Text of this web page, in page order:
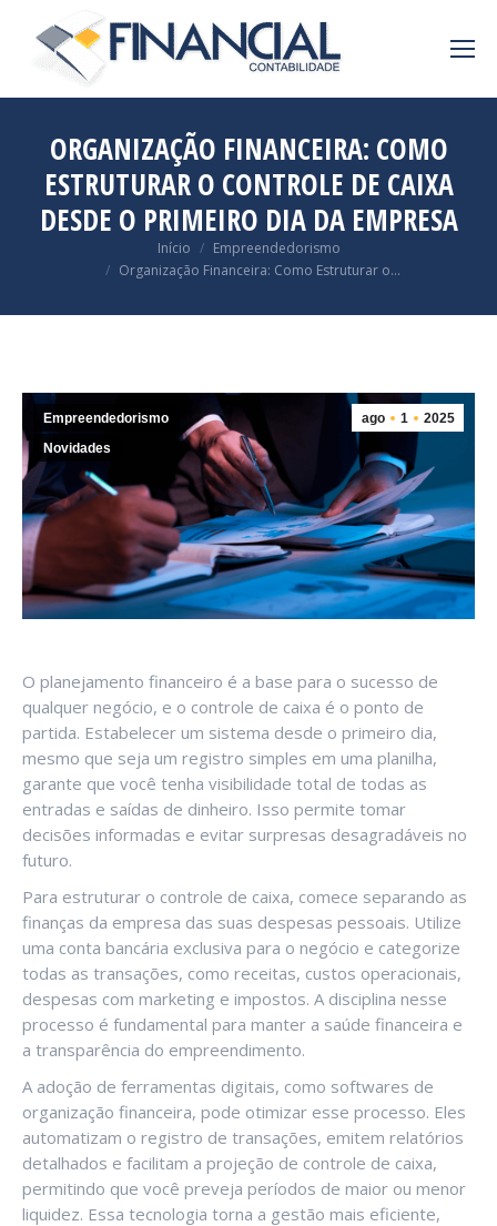
ORGANIZAÇÃO FINANCEIRA: COMO
ESTRUTURAR O CONTROLE DE CAIXA
DESDE O PRIMEIRO DIA DA EMPRESA
Início
Empreendedorismo
Organização Financeira: Como Estruturar o…
ago 1 2025
Empreendedorismo
Novidades
O planejamento financeiro é a base para o sucesso de
qualquer negócio, e o controle de caixa é o ponto de
partida. Estabelecer um sistema desde o primeiro dia,
mesmo que seja um registro simples em uma planilha,
garante que você tenha visibilidade total de todas as
entradas e saídas de dinheiro. Isso permite tomar
decisões informadas e evitar surpresas desagradáveis no
futuro.
Para estruturar o controle de caixa, comece separando as
finanças da empresa das suas despesas pessoais. Utilize
uma conta bancária exclusiva para o negócio e categorize
todas as transações, como receitas, custos operacionais,
despesas com marketing e impostos. A disciplina nesse
processo é fundamental para manter a saúde financeira e
a transparência do empreendimento.
A adoção de ferramentas digitais, como softwares de
organização financeira, pode otimizar esse processo. Eles
automatizam o registro de transações, emitem relatórios
detalhados e facilitam a projeção de controle de caixa,
permitindo que você preveja períodos de maior ou menor
liquidez. Essa tecnologia torna a gestão mais eficiente,